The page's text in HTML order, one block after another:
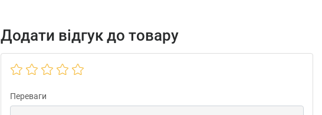
Додати відгук до товару
Переваги